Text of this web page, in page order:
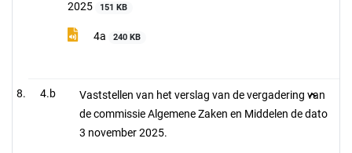
2025
151 KB
4a 240 KB
4.b
Vaststellen van het verslag van de vergadering van
de commissie Algemene Zaken en Middelen de dato
3 november 2025.